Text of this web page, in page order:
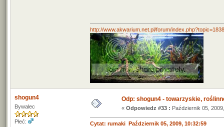
http://www.akwarium.net.pl/forum/
shogun4
Bywalec
Płeć:
Odp: shogun4 - towarzyskie,
« Odpowiedz #33 : Październik 05,
Cytat: rumaki Październik 05, 2009, 10:32:59